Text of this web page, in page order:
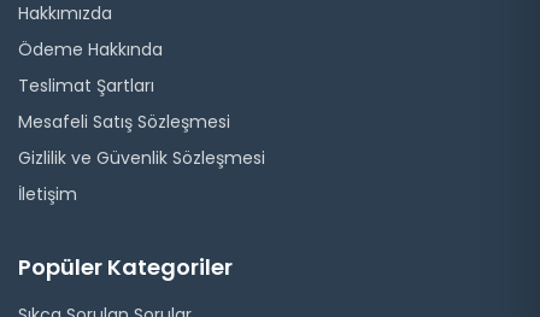
Hakkımızda
Ödeme Hakkında
Teslimat Şartları
Mesafeli Satış Sözleşmesi
Gizlilik ve Güvenlik Sözleşmesi
İletişim
Popüler Kategoriler